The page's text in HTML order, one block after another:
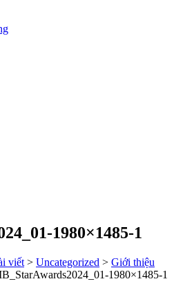
1980×1485-1
viết > Uncategorized > Giới thiệu
1980×1485-1